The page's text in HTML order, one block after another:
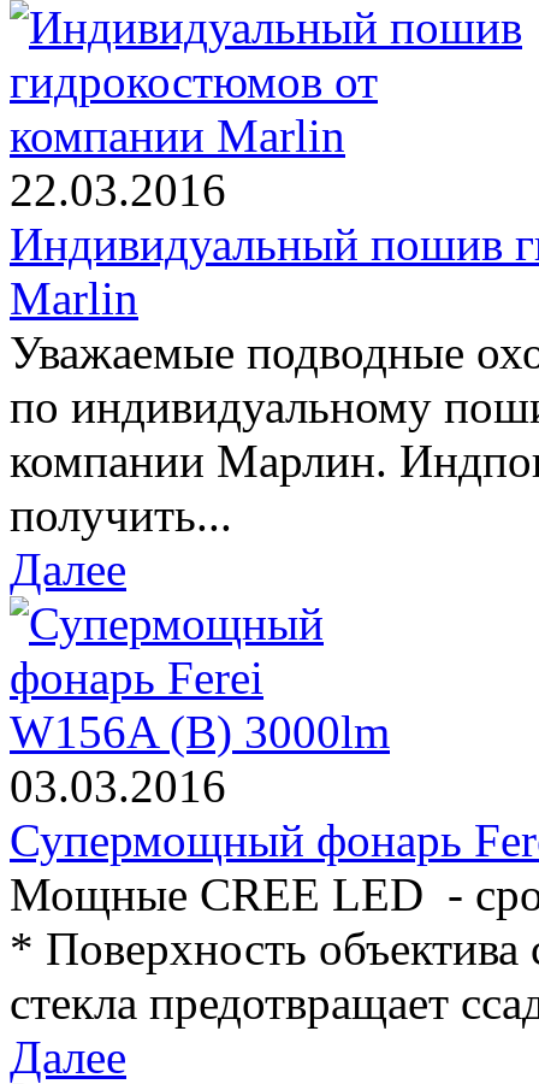
22.03.2016
Индивидуальный пошив
Marlin
Уважаемые подводные
по индивидуальному
компании Марлин.
получить...
Далее
03.03.2016
Супермощный фонарь
Мощные CREE LED -
* Поверхность
стекла предотвращает
Далее